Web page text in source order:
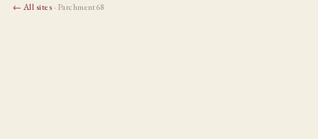
← All sites· Parchment68